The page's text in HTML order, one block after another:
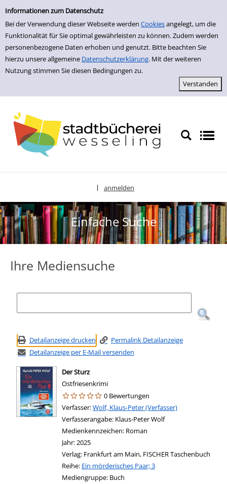
Informationen zum Datenschutz
Bei der Verwendung dieser Webseite werden Cookiesangelegt, um die
Funktionalität für Sie optimal gewährleisten zu können. Zudem werden
personenbezogene Daten erhoben und genutzt. Bitte beachten Sie
hierzu unsere allgemeine Datenschutzerklärung. Mit der weiteren
Nutzung stimmen Sie diesen Bedingungen zu.
zur Navigation springen
zum Inhalt springen
Zur Detailanzeige springen
anmelden
Einfache Suche
Ihre Mediensuche
Detailanzeige drucken
Permalink Detailanzeige
Detailanzeige per E-Mail versenden
Der Sturz
Ostfriesenkrimi
0 Bewertungen
Verfasser:Suche nach diesem Verfasser
Wolf, Klaus-Peter (Verfasser)
Verfasserangabe: Klaus-Peter Wolf
Medienkennzeichen: Roman
Jahr:2025
Verlag: Frankfurt am Main, FISCHER Taschenbuch
Reihe: Ein mörderisches Paar; 3
Mediengruppe: Buch